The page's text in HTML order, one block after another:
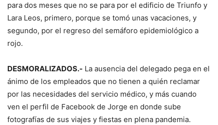
para dos meses que no se para por el edificio de Triunfo y
Lara Leos, primero, porque se tomó unas vacaciones, y
segundo, por el regreso del semáforo epidemiológico a
rojo.
DESMORALIZADOS.- La ausencia del delegado pega en el
ánimo de los empleados que no tienen a quién reclamar
por las necesidades del servicio médico, y más cuando
ven el perfil de Facebook de Jorge en donde sube
fotografías de sus viajes y fiestas en plena pandemia.